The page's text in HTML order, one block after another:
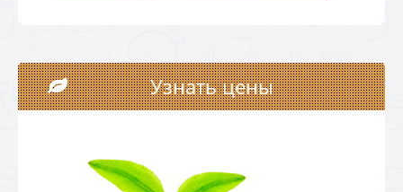
Узнать цены